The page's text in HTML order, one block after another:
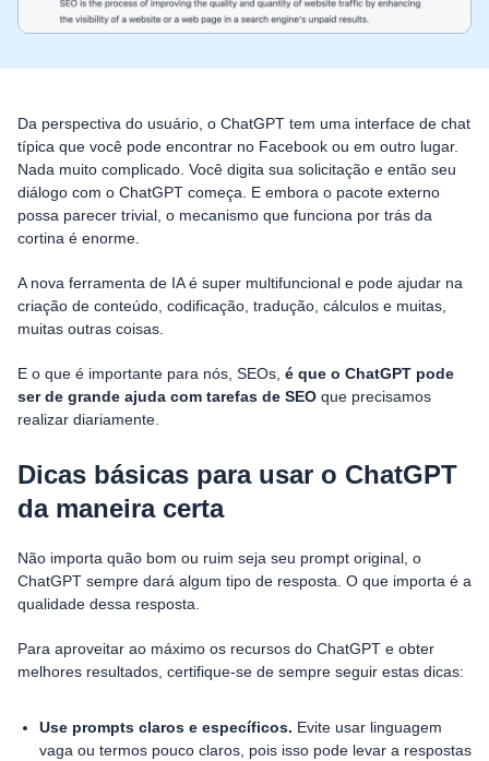
Da perspectiva do usuário, o ChatGPT tem uma interface de chat
típica que você pode encontrar no Facebook ou em outro lugar.
Nada muito complicado. Você digita sua solicitação e então seu
diálogo com o ChatGPT começa. E embora o pacote externo
possa parecer trivial, o mecanismo que funciona por trás da
cortina é enorme.
A nova ferramenta de IA é super multifuncional e pode ajudar na
criação de conteúdo, codificação, tradução, cálculos e muitas,
muitas outras coisas.
E o que é importante para nós, SEOs, é que o ChatGPT pode
ser de grande ajuda com tarefas de SEO que precisamos
realizar diariamente.
Dicas básicas para usar o ChatGPT
da maneira certa
Não importa quão bom ou ruim seja seu prompt original, o
ChatGPT sempre dará algum tipo de resposta. O que importa é a
qualidade dessa resposta.
Para aproveitar ao máximo os recursos do ChatGPT e obter
melhores resultados, certifique-se de sempre seguir estas dicas:
Use prompts claros e específicos. Evite usar linguagem
vaga ou termos pouco claros, pois isso pode levar a respostas